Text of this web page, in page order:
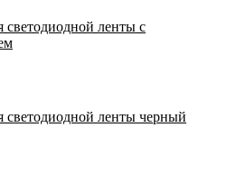
светодиодной ленты с
светодиодной ленты черный